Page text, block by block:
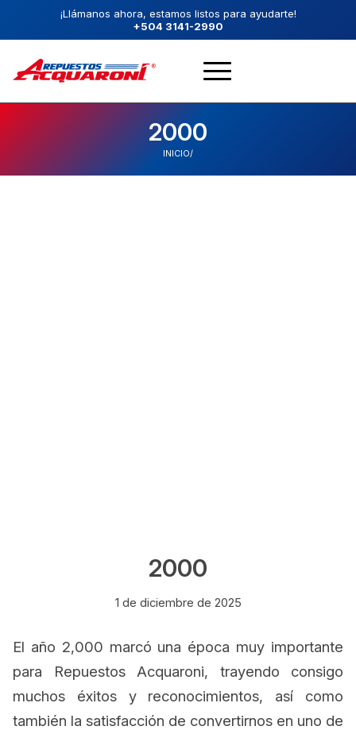
¡Llámanos ahora, estamos listos para ayudarte!
+504 3141-2990
2000
INICIO/
2000
1 de diciembre de 2025
El año 2,000 marcó una época muy importante
para Repuestos Acquaroni, trayendo consigo
muchos éxitos y reconocimientos, así como
también la satisfacción de convertirnos en uno de